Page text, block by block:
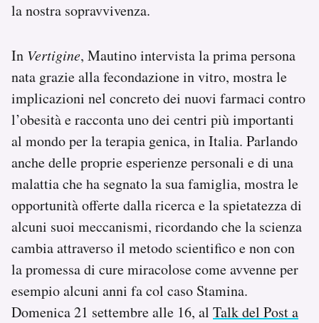
la nostra sopravvivenza.
In Vertigine, Mautino intervista la prima persona
nata grazie alla fecondazione in vitro, mostra le
implicazioni nel concreto dei nuovi farmaci contro
l’obesità e racconta uno dei centri più importanti
al mondo per la terapia genica, in Italia. Parlando
anche delle proprie esperienze personali e di una
malattia che ha segnato la sua famiglia, mostra le
opportunità offerte dalla ricerca e la spietatezza di
alcuni suoi meccanismi, ricordando che la scienza
cambia attraverso il metodo scientifico e non con
la promessa di cure miracolose come avvenne per
esempio alcuni anni fa col caso Stamina.
Domenica 21 settembre alle 16, al Talk del Post a